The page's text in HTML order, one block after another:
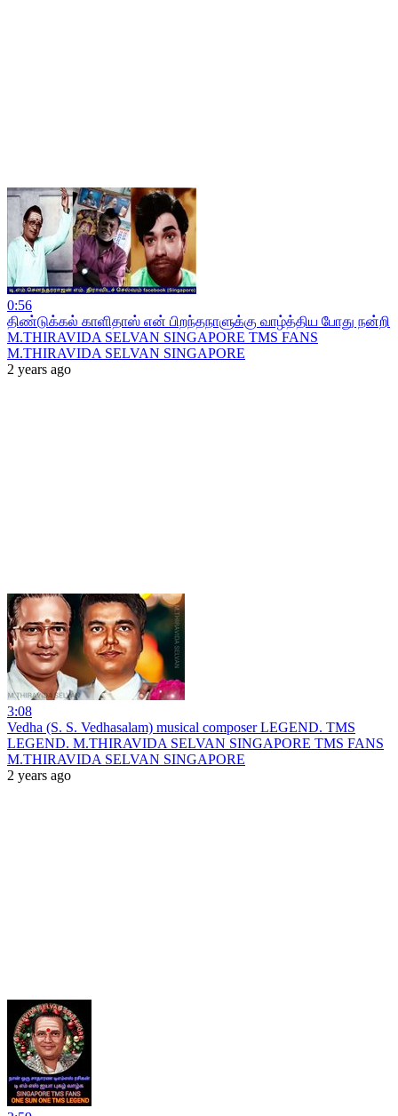
0:56
திண்டுக்கல் காளிதாஸ் என் பிறந்தநாளுக்கு வாழ்த்திய போது நன்றி
M.THIRAVIDA SELVAN SINGAPORE TMS FANS
M.THIRAVIDA SELVAN SINGAPORE
2 years ago
3:08
Vedha (S. S. Vedhasalam) musical composer LEGEND. TMS
LEGEND. M.THIRAVIDA SELVAN SINGAPORE TMS FANS
M.THIRAVIDA SELVAN SINGAPORE
2 years ago